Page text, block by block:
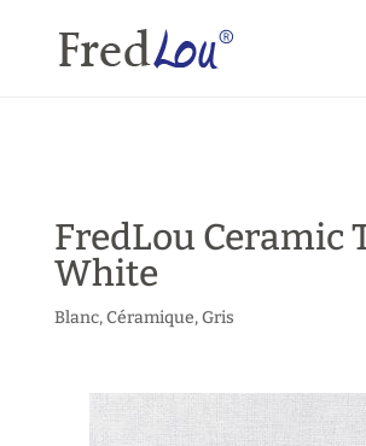
FredLou Ceramic
White
Blanc,Céramique,Gris